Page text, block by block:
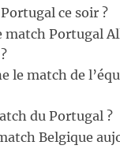
ce soir ?
match Portugal
le match de
du Portugal ?
Belgique